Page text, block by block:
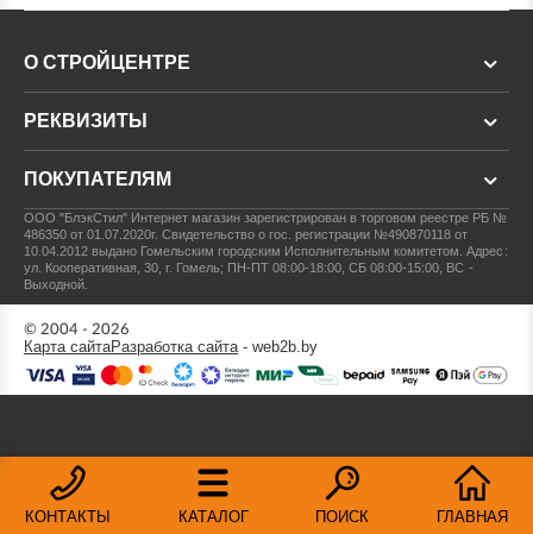
КОНТАКТЫ КАТАЛОГ ПОИСК ГЛАВНАЯ
О СТРОЙЦЕНТРЕ
РЕКВИЗИТЫ
ПОКУПАТЕЛЯМ
ООО "БлэкСтил" Интернет магазин зарегистрирован в торговом реестре РБ №
486350 от 01.07.2020г.Свидетельство о гос. регистрации №490870118 от
10.04.2012 выдано Гомельским городским Исполнительным комитетом.Адрес:
ул. Кооперативная, 30, г. Гомель; ПН-ПТ 08:00-18:00, СБ 08:00-15:00, ВС -
Выходной.
© 2004 - 2026
Карта сайтаРазработка сайта- web2b.by